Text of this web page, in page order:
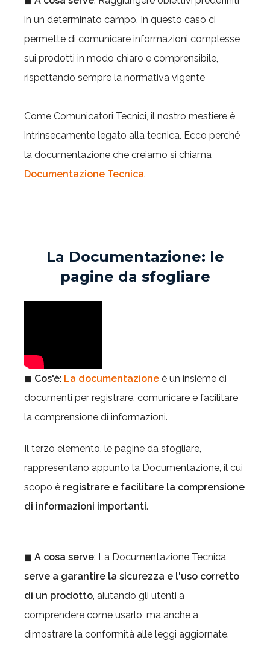
in un determinato campo. In questo caso ci
permette di comunicare informazioni complesse
sui prodotti in modo chiaro e comprensibile,
rispettando sempre la normativa vigente
Come Comunicatori Tecnici, il nostro mestiere è
intrinsecamente legato alla tecnica. Ecco perché
la documentazione che creiamo si chiama
Documentazione Tecnica.
La Documentazione: le
pagine da sfogliare
◼ Cos'è: La documentazione è un insieme di
documenti per registrare, comunicare e facilitare
la comprensione di informazioni.
Il terzo elemento, le pagine da sfogliare,
rappresentano appunto la Documentazione, il cui
scopo è registrare e facilitare la comprensione
di informazioni importanti.
◼ A cosa serve: La Documentazione Tecnica
serve a garantire la sicurezza e l'uso corretto
di un prodotto, aiutando gli utenti a
comprendere come usarlo, ma anche a
dimostrare la conformità alle leggi aggiornate.